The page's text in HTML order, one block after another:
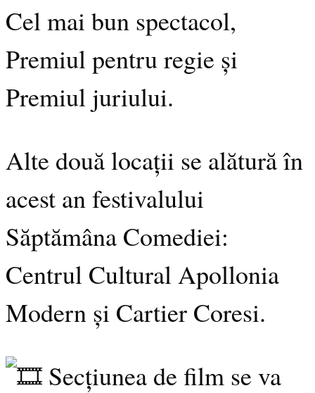
Cel mai bun spectacol,
Premiul pentru regie și
Premiul juriului.
Alte două locații se alătură în
acest an festivalului
Săptămâna Comediei:
Centrul Cultural Apollonia
Modern și Cartier Coresi.
Secțiunea de film se va